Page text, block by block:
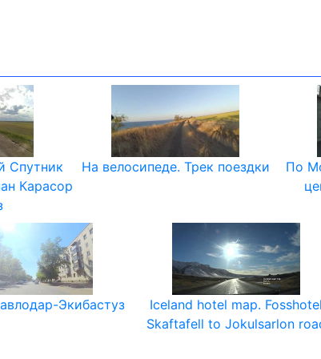
Спутник
Карасор
На велосипеде. Трек поездки
По
Экибастуз
Iceland hotel map. Fosshotel
Skaftafell to Jokulsarlon